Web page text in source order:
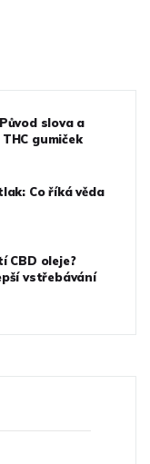
slova a
gumiček
Co říká věda
CBD oleje?
vstřebávání